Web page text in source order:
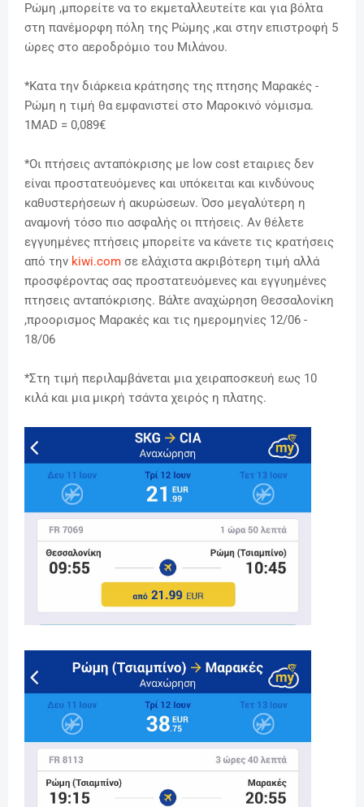
Ρώμη ,μπορείτε να το εκμεταλλευτείτε και για βόλτα
στη πανέμορφη πόλη της Ρώμης ,και στην επιστροφή 5
ώρες στο αεροδρόμιο του Μιλάνου.
*Κατα την διάρκεια κράτησης της πτησης Μαρακές -
Ρώμη η τιμή θα εμφανιστεί στο Μαροκινό νόμισμα.
1MAD = 0,089€
*Οι πτήσεις ανταπόκρισης με low cost εταιριες δεν
είναι προστατευόμενες και υπόκειται και κινδύνους
καθυστερήσεων ή ακυρώσεων. Όσο μεγαλύτερη η
αναμονή τόσο πιο ασφαλής οι πτήσεις. Αν θέλετε
εγγυημένες πτήσεις μπορείτε να κάνετε τις κρατήσεις
από την kiwi.com σε ελάχιστα ακριβότερη τιμή αλλά
προσφέροντας σας προστατευόμενες και εγγυημένες
πτησεις ανταπόκρισης. Βάλτε αναχώρηση Θεσσαλονίκη
,προορισμος Μαρακές και τις ημερομηνίες 12/06 -
18/06
*Στη τιμή περιλαμβάνεται μια χειραποσκευή εως 10
κιλά και μια μικρή τσάντα χειρός η πλατης.